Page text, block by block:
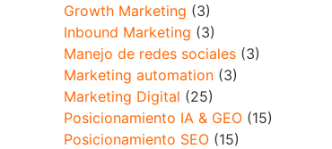
Growth Marketing (3)
Inbound Marketing (3)
Manejo de redes sociales(3)
Marketing automation(3)
Marketing Digital (25)
Posicionamiento IA & GEO(15)
Posicionamiento SEO(15)